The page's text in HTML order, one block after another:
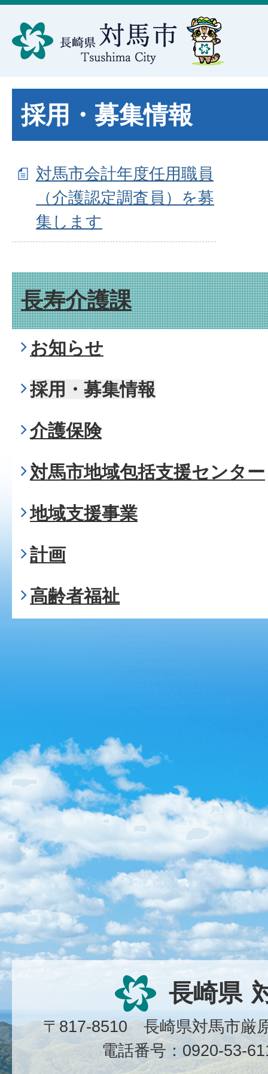
採用・募集情報
対馬市会計年度任用職員
（介護認定調査員）を募
集します
長寿介護課
お知らせ
採用・募集情報
介護保険
対馬市地域包括支援センター
地域支援事業
計画
高齢者福祉
長崎県
〒817-8510 長崎県対馬市
電話番号：0920-53-